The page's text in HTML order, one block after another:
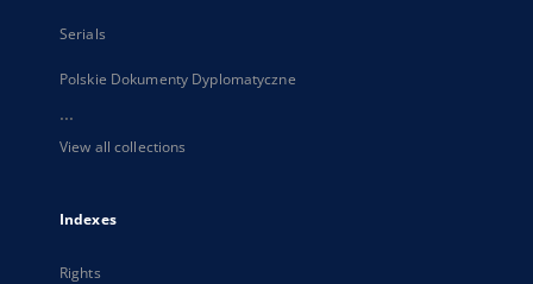
Serials
Polskie Dokumenty Dyplomatyczne
...
View all collections
Indexes
Rights